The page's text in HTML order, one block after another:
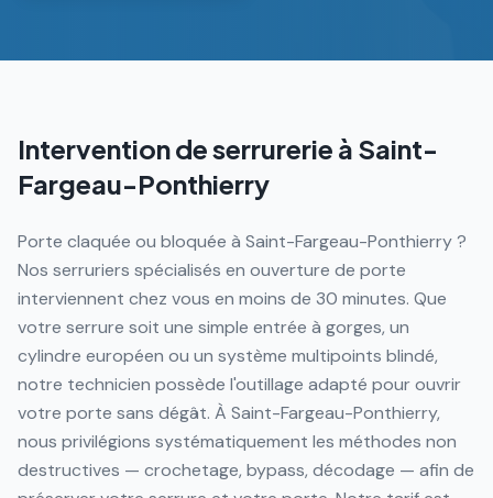
Intervention de serrurerie à Saint-
Fargeau-Ponthierry
Porte claquée ou bloquée à Saint-Fargeau-Ponthierry ?
Nos serruriers spécialisés en ouverture de porte
interviennent chez vous en moins de 30 minutes. Que
votre serrure soit une simple entrée à gorges, un
cylindre européen ou un système multipoints blindé,
notre technicien possède l'outillage adapté pour ouvrir
votre porte sans dégât. À Saint-Fargeau-Ponthierry,
nous privilégions systématiquement les méthodes non
destructives — crochetage, bypass, décodage — afin de